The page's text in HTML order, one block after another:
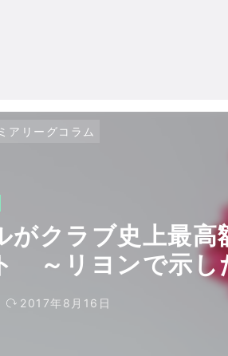
アリーグコラム
がクラブ史上最
～リヨンで示し
2017年8月16日